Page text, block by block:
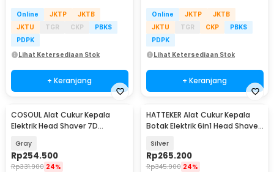
Online JKTP
JKTB
JKTU
TGR CKP
PBKS
PDPK
Lihat Ketersediaan Stok
+ Keranjang
Online JKTP
JKTB
JKTU
TGR CKP
PBKS
PDPK
Lihat Ketersediaan Stok
+ Keranjang
COSOUL Alat Cukur Kepala
Elektrik Head Shaver 7D
Gray
Rp254.500
Rp331.900 24%
HATTEKER Alat Cukur Kepala
Botak Elektrik 6in1 Head Shaver
Silver
Rp265.200
Rp345.900 24%